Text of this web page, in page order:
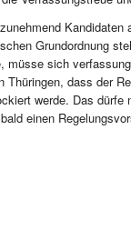
Grundordnung
müsse sich
dass der
werde. Das
einen